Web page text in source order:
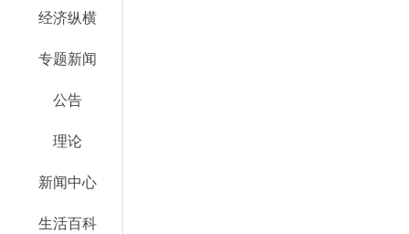
经济纵横
专题新闻
公告
理论
新闻中心
生活百科